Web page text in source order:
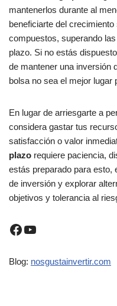
mantenerlos durante al
beneficiarte del
compuestos, superando
plazo. Si no estás
de mantener una inversión
bolsa no sea el mejor lugar
En lugar de arriesgarte a
considera gastar tus
satisfacción o valor
plazo requiere paciencia,
estás preparado para esto,
de inversión y explorar
objetivos y tolerancia al
Blog: nosgustainvertir.com